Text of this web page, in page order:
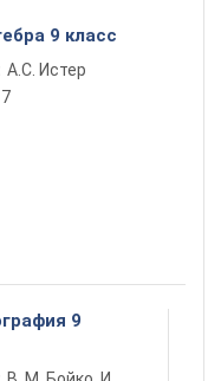
9 класс
А.С. Истер
9